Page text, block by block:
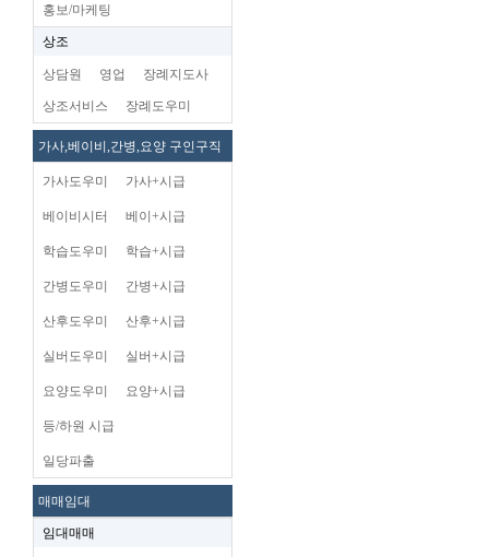
홍보/마케팅
상조
상담원 영업 장례지도사
상조서비스 장례도우미
가사,베이비,간병,요양 구인구직
가사도우미 가사+시급
베이비시터 베이+시급
학습도우미 학습+시급
간병도우미 간병+시급
산후도우미 산후+시급
실버도우미 실버+시급
요양도우미 요양+시급
등/하원 시급
일당파출
매매임대
임대매매